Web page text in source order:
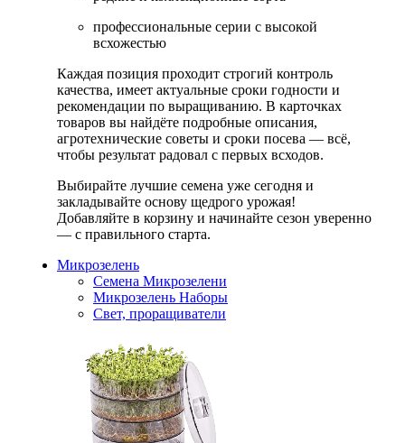
профессиональные серии с высокой
всхожестью
Каждая позиция проходит строгий контроль
качества, имеет актуальные сроки годности и
рекомендации по выращиванию. В карточках
товаров вы найдёте подробные описания,
агротехнические советы и сроки посева — всё,
чтобы результат радовал с первых всходов.
Выбирайте лучшие семена уже сегодня и
закладывайте основу щедрого урожая!
Добавляйте в корзину и начинайте сезон уверенно
— с правильного старта.
Микрозелень
Семена Микрозелени
Микрозелень Наборы
Свет, проращиватели